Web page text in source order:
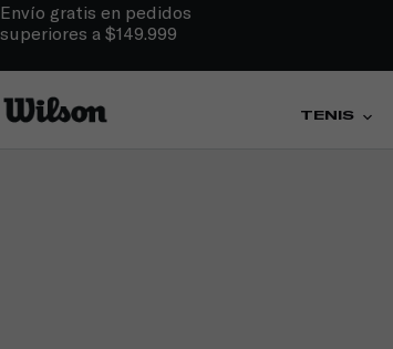
Envío gratis en pedidos
superiores a $149.999
TENIS